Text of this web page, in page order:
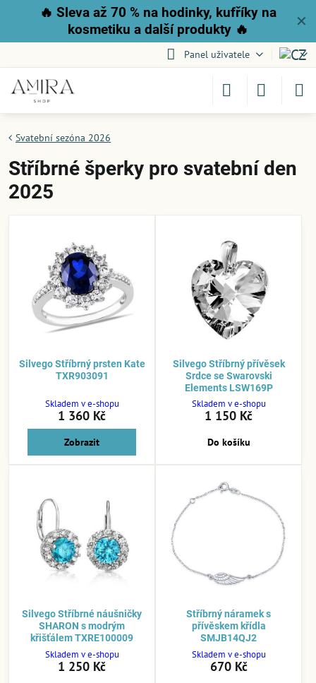
✕
🔥 Sleva až 70 % na hodinky, kufříky na
kosmetiku a další produkty 🔥
Panel uživatele
Svatební sezóna 2026
Stříbrné šperky pro svatební den
2025
Silvego Stříbrný prsten Kate
TXR903091
Skladem v e-shopu
1 360 Kč
Zobrazit
Silvego Stříbrný přívěsek
Srdce se Swarovski
Elements LSW169P
Skladem v e-shopu
1 150 Kč
Do košíku
Silvego Stříbrné náušničky
SHARON s modrým
křišťálem TXRE100009
Skladem v e-shopu
1 250 Kč
Stříbrný náramek s
přívěskem křídla
SMJB14QJ2
Skladem v e-shopu
670 Kč